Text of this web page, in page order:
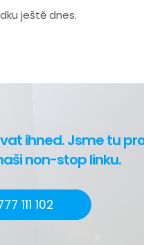
ještě dnes.
ihned. Jsme tu
non-stop linku.
111 102